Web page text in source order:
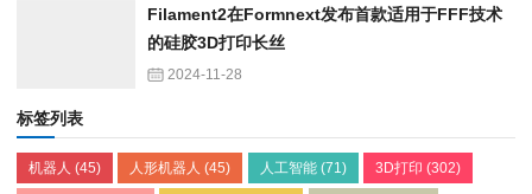
Filament2在Formnext发布首款适用于FFF技术
的硅胶3D打印长丝
2024-11-28
标签列表
机器人 (45) 人形机器人 (45) 人工智能(71) 3D打印 (302)